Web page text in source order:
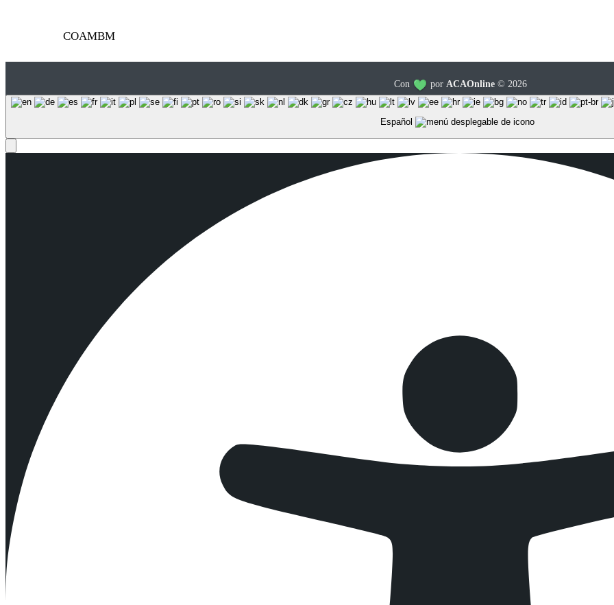
COAMBM
Con por ACAOnline © 2026
Español